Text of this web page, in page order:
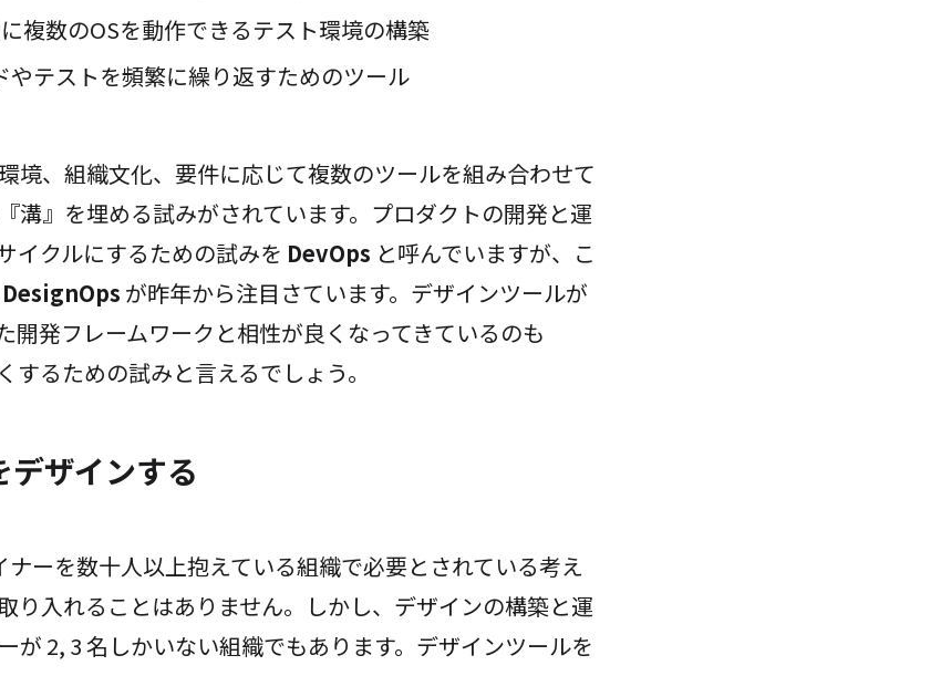
複数のOSを動作できるテスト環境の構築
やテストを頻繁に繰り返すためのツール
境、組織文化、要件に応じて複数のツールを組み合わせて
溝』を埋める試みがされています。プロダクトの開発と運
イクルにするための試みを DevOps と呼んでいますが、こ
DesignOps が昨年から注目さています。デザインツールが
開発フレームワークと相性が良くなってきているのも
するための試みと言えるでしょう。
デザインする
ーを数十人以上抱えている組織で必要とされている考え
り入れることはありません。しかし、デザインの構築と運
が 2, 3 名しかいない組織でもあります。デザインツールを